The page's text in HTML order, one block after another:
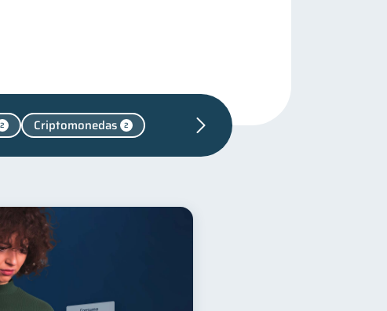
2 Criptomonedas 2
Financiera
Tarjeta de crédito
Financiera 1